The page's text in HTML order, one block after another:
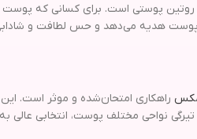
پوستی است. برای کسانی که پوست
هدیه می‌دهد و حس لطافت و شادابی
راهکاری امتحان‌شده و موثر است.
نواحی مختلف پوست، انتخابی عالی